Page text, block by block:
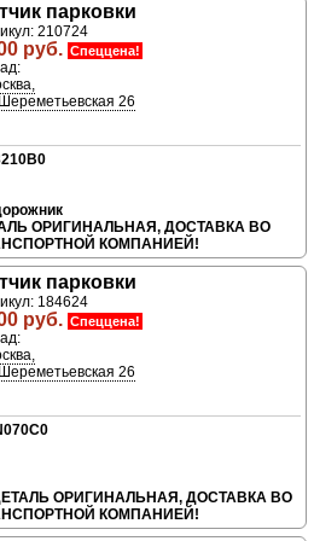
парковки
210724
руб. Спеццена!
26
ОРИГИНАЛЬНАЯ, ДОСТАВКА ВО
КОМПАНИЕЙ!
парковки
184624
руб. Спеццена!
26
ОРИГИНАЛЬНАЯ, ДОСТАВКА ВО
КОМПАНИЕЙ!